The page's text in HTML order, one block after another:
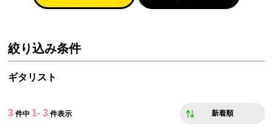
絞り込み条件
ギタリスト
3 件中 1- 3 件表示 新着順